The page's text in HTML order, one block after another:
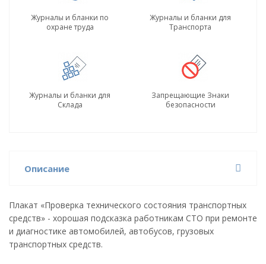
Журналы и бланки по
охране труда
Журналы и бланки для
Транспорта
Журналы и бланки для
Склада
Запрещающие Знаки
безопасности
Описание
Плакат «Проверка технического состояния транспортных
средств» - хорошая подсказка работникам СТО при ремонте
и диагностике автомобилей, автобусов, грузовых
транспортных средств.